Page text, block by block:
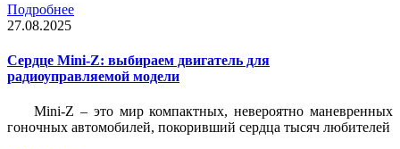
Подробнее
27.08.2025
Сердце Mini-Z: выбираем двигатель для
радиоуправляемой модели
Mini-Z – это мир компактных, невероятно маневренных
гоночных автомобилей, покоривший сердца тысяч любителей